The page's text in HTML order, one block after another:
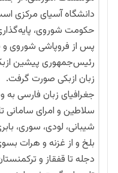
دانشگاه آسیای مرکزی
حکومت شوروی،
پس از فروپاشی شوروی
رئیس‌جمهوری پیشین
زبان ازبکی صورت گرفت.
جغرافیای زبان فارسی به
سلاطین و امرای سامانی
شیبانی، لودی، سوری،
بلخ و از غزنه و هرات
دجله تا قفقاز و